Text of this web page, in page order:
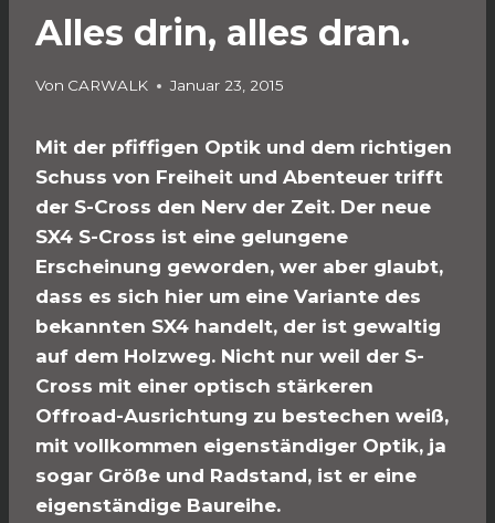
Alles drin, alles dran.
Von CARWALK Januar 23, 2015
Mit der pfiffigen Optik und dem richtigen
Schuss von Freiheit und Abenteuer trifft
der S-Cross den Nerv der Zeit. Der neue
SX4 S-Cross ist eine gelungene
Erscheinung geworden, wer aber glaubt,
dass es sich hier um eine Variante des
bekannten SX4 handelt, der ist gewaltig
auf dem Holzweg. Nicht nur weil der S-
Cross mit einer optisch stärkeren
Offroad-Ausrichtung zu bestechen weiß,
mit vollkommen eigenständiger Optik, ja
sogar Größe und Radstand, ist er eine
eigenständige Baureihe.